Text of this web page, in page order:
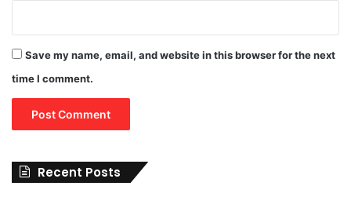
Save my name, email, and website in this browser for the next
time I comment.
Recent Posts